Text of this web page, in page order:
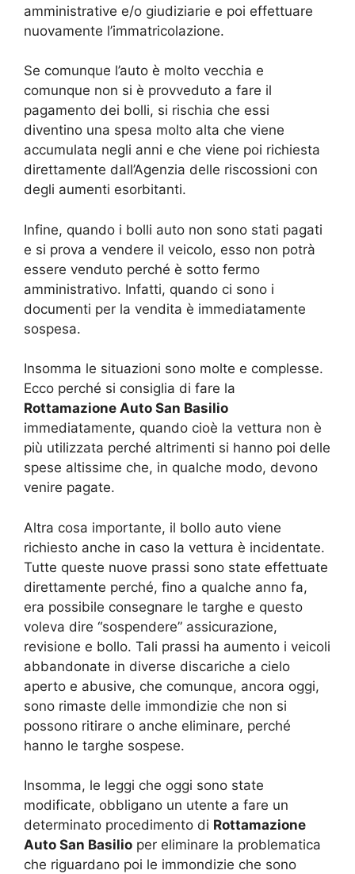
amministrative e/o giudiziarie e poi effettuare
nuovamente l’immatricolazione.
Se comunque l’auto è molto vecchia e
comunque non si è provveduto a fare il
pagamento dei bolli, si rischia che essi
diventino una spesa molto alta che viene
accumulata negli anni e che viene poi richiesta
direttamente dall’Agenzia delle riscossioni con
degli aumenti esorbitanti.
Infine, quando i bolli auto non sono stati pagati
e si prova a vendere il veicolo, esso non potrà
essere venduto perché è sotto fermo
amministrativo. Infatti, quando ci sono i
documenti per la vendita è immediatamente
sospesa.
Insomma le situazioni sono molte e complesse.
Ecco perché si consiglia di fare la
Rottamazione Auto San Basilio
immediatamente, quando cioè la vettura non è
più utilizzata perché altrimenti si hanno poi delle
spese altissime che, in qualche modo, devono
venire pagate.
Altra cosa importante, il bollo auto viene
richiesto anche in caso la vettura è incidentate.
Tutte queste nuove prassi sono state effettuate
direttamente perché, fino a qualche anno fa,
era possibile consegnare le targhe e questo
voleva dire “sospendere” assicurazione,
revisione e bollo. Tali prassi ha aumento i veicoli
abbandonate in diverse discariche a cielo
aperto e abusive, che comunque, ancora oggi,
sono rimaste delle immondizie che non si
possono ritirare o anche eliminare, perché
hanno le targhe sospese.
Insomma, le leggi che oggi sono state
modificate, obbligano un utente a fare un
determinato procedimento di Rottamazione
Auto San Basilio per eliminare la problematica
che riguardano poi le immondizie che sono